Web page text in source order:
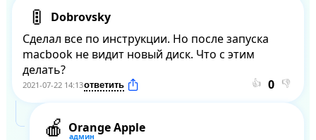
Dobrovsky
Сделал все по инструкции. Но после запуска
macbook не видит новый диск. Что с этим
делать?
2021-07-22 14:13 👍 👎
Orange Apple